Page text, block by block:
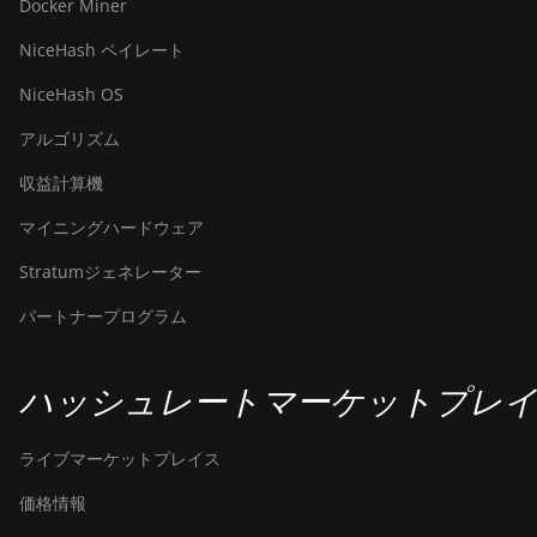
Docker Miner
NiceHash ペイレート
NiceHash OS
アルゴリズム
収益計算機
マイニングハードウェア
Stratumジェネレーター
パートナープログラム
ハッシュレートマーケットプレ
ライブマーケットプレイス
価格情報